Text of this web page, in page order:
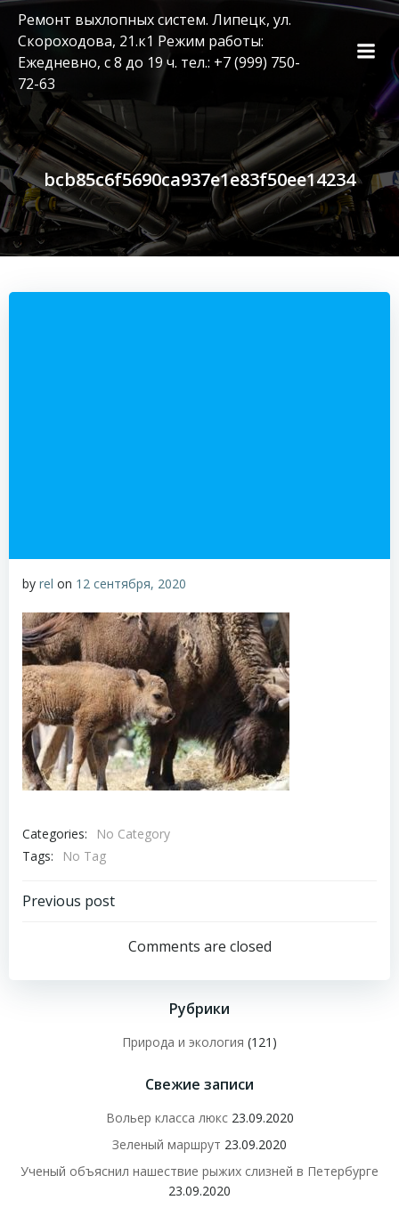
Перейти
к
содержимому
Ремонт выхлопных систем. Липецк, ул.
Скороходова, 21.к1 Режим работы:
Ежедневно, с 8 до 19 ч. тел.: +7 (999) 750-
72-63
bcb85c6f5690ca937e1e83f50ee14234
by rel on 12 сентября, 2020
Categories:
No Category
Tags:
No Tag
Навигация
записям
Previous post
Comments are closed
Рубрики
Природа и экология (121)
Свежие записи
Вольер класса люкс 23.09.2020
Зеленый маршрут 23.09.2020
Ученый объяснил нашествие рыжих слизней в Петербурге
23.09.2020